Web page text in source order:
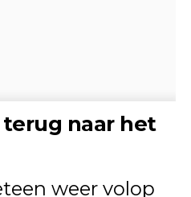
naar het
weer volop